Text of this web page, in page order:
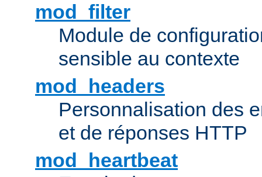
mod_filter
Module de
sensible au contexte
mod_headers
Personnalisation des
et de réponses HTTP
mod_heartbeat